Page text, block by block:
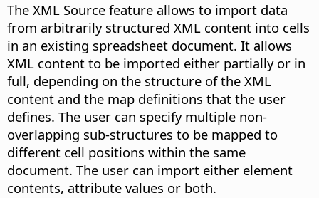
The XML Source feature allows to import data
from arbitrarily structured XML content into cells
in an existing spreadsheet document. It allows
XML content to be imported either partially or in
full, depending on the structure of the XML
content and the map definitions that the user
defines. The user can specify multiple non-
overlapping sub-structures to be mapped to
different cell positions within the same
document. The user can import either element
contents, attribute values or both.